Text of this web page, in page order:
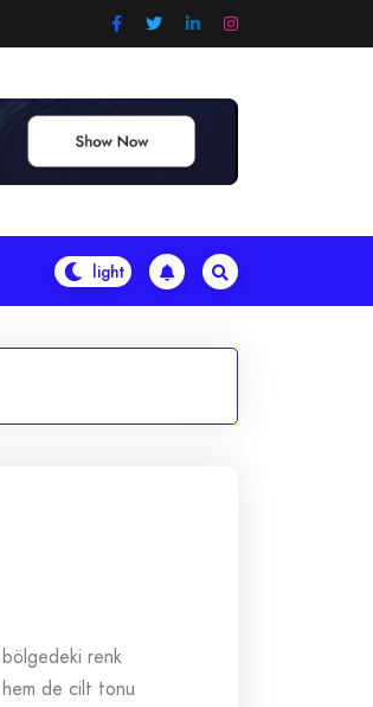
renk
hem de cilt tonu